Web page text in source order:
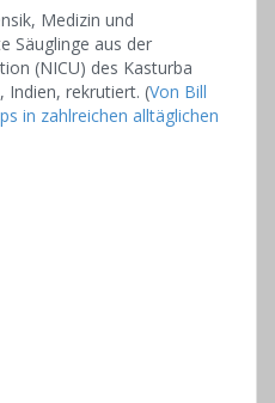
Medizin und
Säuglinge aus der
(NICU) des Kasturba
Indien, rekrutiert. (Von Bill
in zahlreichen alltäglichen